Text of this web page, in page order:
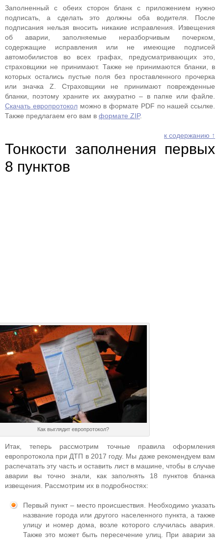
Заполненный с обеих сторон бланк с приложением нужно
подписать, а сделать это должны оба водителя. После
подписания нельзя вносить никакие исправления. Извещения
об аварии, заполняемые неразборчивым почерком,
содержащие исправления или не имеющие подписей
автомобилистов во всех графах, предусматривающих это,
страховщики не принимают. Также не принимаются бланки, в
которых остались пустые поля без проставленного прочерка
или значка Z. Страховщики не принимают поврежденные
бланки, поэтому храните их аккуратно – в папке или файле.
Скачать европротоколможно в формате PDF по нашей ссылке.
Также предлагаем его вам в формате ZIP.
к содержанию ↑
Тонкости заполнения первых
8 пунктов
Как выглядит европротокол?
Итак, теперь рассмотрим точные правила оформления
европротокола при ДТП в 2017 году. Мы даже рекомендуем вам
распечатать эту часть и оставить лист в машине, чтобы в случае
аварии вы точно знали, как заполнять 18 пунктов бланка
извещения. Рассмотрим их в подробностях:
Первый пункт – место происшествия. Необходимо указать
название города или другого населенного пункта, а также
улицу и номер дома, возле которого случилась авария.
Также это может быть пересечение улиц. При аварии за